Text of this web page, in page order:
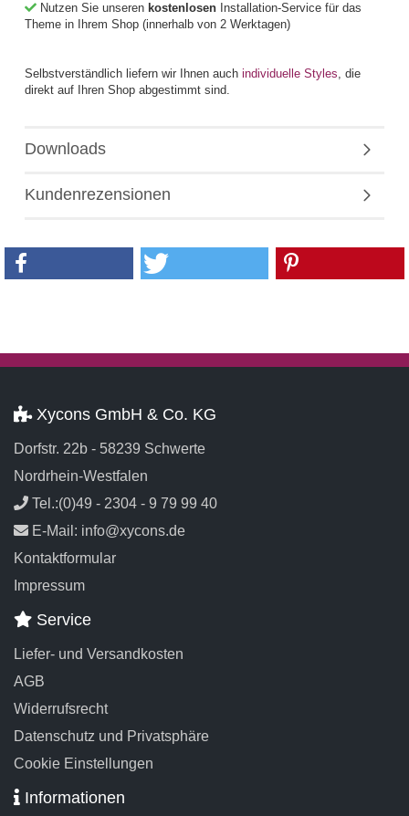
Nutzen Sie unseren kostenlosenInstallation-Service für das
Theme in Ihrem Shop (innerhalb von 2 Werktagen)
Selbstverständlich liefern wir Ihnen auch individuelle Styles, die
direkt auf Ihren Shop abgestimmt sind.
Downloads
Kundenrezensionen
Xycons GmbH & Co. KG
Dorfstr. 22b - 58239 Schwerte
Nordrhein-Westfalen
Tel.:(0)49 - 2304 - 9 79 99 40
E-Mail: info@xycons.de
Kontaktformular
Impressum
Service
Liefer- und Versandkosten
AGB
Widerrufsrecht
Datenschutz und Privatsphäre
Cookie Einstellungen
Informationen